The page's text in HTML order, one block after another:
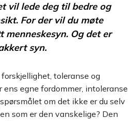
vil lede deg til bedre og
For der vil du møte
menneskesyn. Og det er
syn.
toleranse og
egne fordommer, intoleranse
om det ikke er du selv
som er den vanskelige? Den